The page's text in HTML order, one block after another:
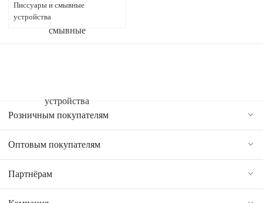
Писсуары и смывные
устройства
Розничным покупателям
Оптовым покупателям
Партнёрам